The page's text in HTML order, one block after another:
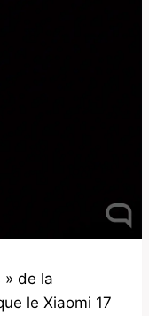
» de la
le Xiaomi 17